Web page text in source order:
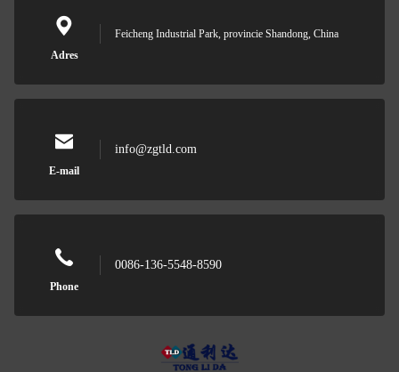
Adres
Feicheng Industrial Park, provincie Shandong, China
E-mail
info@zgtld.com
Phone
0086-136-5548-8590